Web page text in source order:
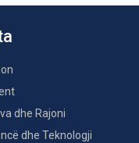
dhe Rajoni
dhe Teknologji